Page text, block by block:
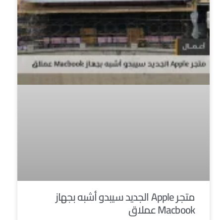
متجر Apple الجديد سيبدو أشبه بجهاز
Macbook عملاق